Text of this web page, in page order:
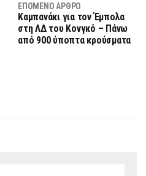
ΕΠΌΜΕΝΟ ΆΡΘΡΟ
Καμπανάκι για τον Έμπολα
στη ΛΔ του Κονγκό – Πάνω
από 900 ύποπτα κρούσματα